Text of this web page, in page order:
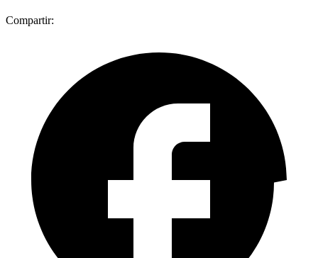
Compartir: